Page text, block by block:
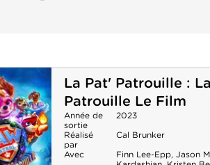
La Pat' Patrouille :
Patrouille Le Film
Année de
sortie
2023
Réalisé
par
Cal Brunker
Avec
Finn Lee-Epp, Jason